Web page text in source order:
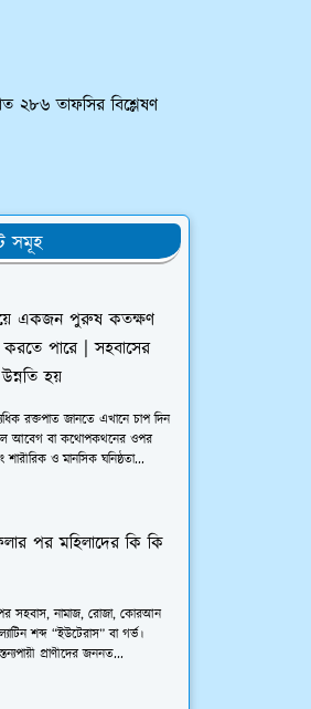
২৮৬ তাফসির বিশ্লেষণ
সমূহ
একজন পুরুষ কতক্ষণ
করতে পারে | সহবাসের
হয়
রক্তপাত জানতে এখানে চাপ দিন
আবেগ বা কথোপকথনের ওপর
শারীরিক ও মানসিক ঘনিষ্ঠতা...
পর মহিলাদের কি কি
সহবাস, নামাজ, রোজা, কোরআন
শব্দ “ইউটেরাস” বা গর্ভ।
প্রাণীদের জননত...